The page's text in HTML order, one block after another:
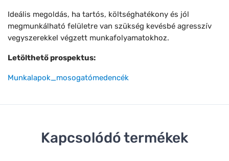
Ideális megoldás, ha tartós, költséghatékony és jól
megmunkálható felületre van szükség kevésbé agresszív
vegyszerekkel végzett munkafolyamatokhoz.
Letölthető prospektus:
Munkalapok_mosogatómedencék
Kapcsolódó termékek